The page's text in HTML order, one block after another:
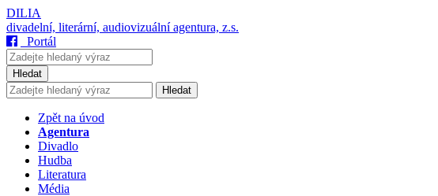
DILIA
divadelní, literární, audiovizuální agentura, z.s.
Portál
Hledat
Hledat
Zpět na úvod
Agentura
Divadlo
Hudba
Literatura
Média